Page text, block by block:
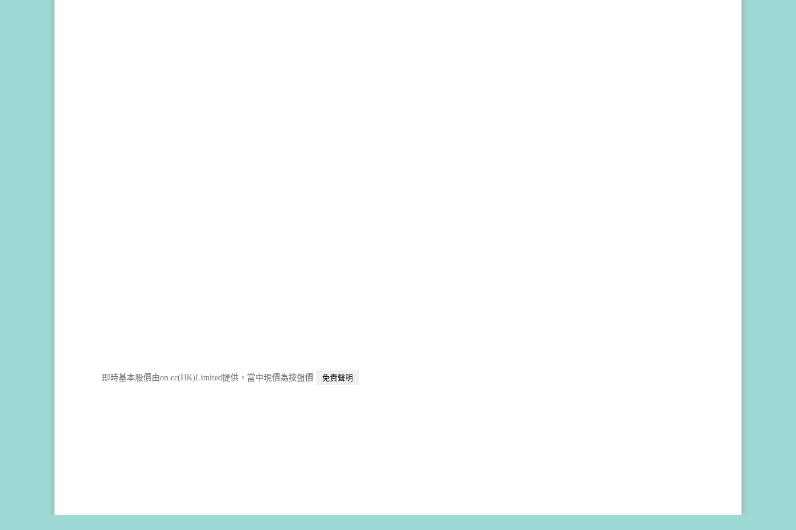
即時基本股價由on.cc(HK)Limited提供，當中現價為按盤價 免責聲明